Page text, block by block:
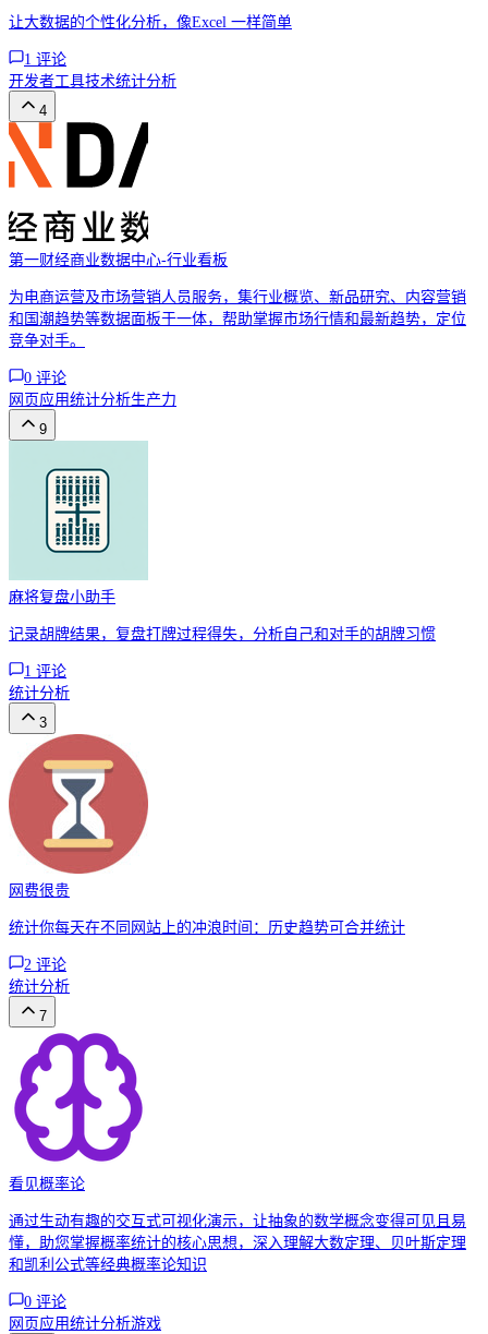
让大数据的个性化分析，像Excel 一样简单
1 评论
开发者工具技术统计分析
4
第一财经商业数据中心-行业看板
为电商运营及市场营销人员服务，集行业概览、新品研究、内容营销
和国潮趋势等数据面板于一体，帮助掌握市场行情和最新趋势，定位
竞争对手。
0 评论
网页应用统计分析生产力
9
麻将复盘小助手
记录胡牌结果，复盘打牌过程得失，分析自己和对手的胡牌习惯
1 评论
统计分析
3
网费很贵
统计你每天在不同网站上的冲浪时间：历史趋势可合并统计
2 评论
统计分析
7
看见概率论
通过生动有趣的交互式可视化演示，让抽象的数学概念变得可见且易
懂，助您掌握概率统计的核心思想，深入理解大数定理、贝叶斯定理
和凯利公式等经典概率论知识
0 评论
网页应用统计分析游戏